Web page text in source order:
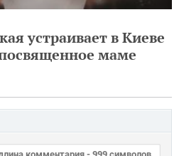
устраивает в Киеве
маме